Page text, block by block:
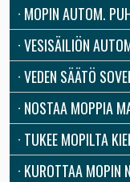
· MOPIN AUTOM.
· VESISÄILIÖN
· VEDEN SÄÄTÖ
· NOSTAA MOPPIA
· TUKEE MOPILTA
· KUROTTAA MOPIN